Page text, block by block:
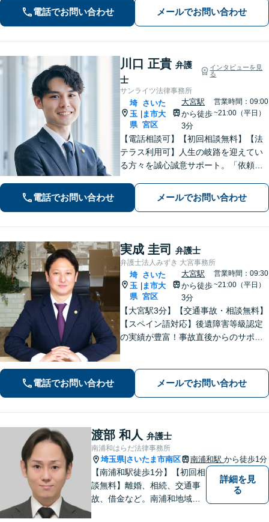
女問題／借金問題／相続／企業法務／
刑事事件／交通事故／労働問題など、
電話でお問い合わせ メールでお問い合わせ
川口 正貴 弁護
士
インタビューを見
る
サンライツ法律事務所
埼
玉
県
さいた
ま市大
宮区
大宮駅
から徒歩
3分
営業時間：09:00
~21:00（平日）
【電話相談可】【初回相談無料】【法
テラス利用可】人生の岐路を迎えてい
る方々を誠心誠意サポート。「依頼者
女問題／借金問題／相続／企業法務／
刑事事件／交通事故／労働問題など、
電話でお問い合わせ メールでお問い合わせ
実成 圭司 弁護士
弁護士法人みずき 大宮事務所
埼
玉
県
さいた
ま市大
宮区
大宮駅
から徒歩
3分
営業時間：09:30
~21:00（平日）
【大宮駅3分】【交通事故・相談無料】
【スペイン語対応】後遺障害等級認定
の実績が豊富！事故直後からのサポー
実績あり」最適な債務整理手段をご提
案【分割・後払い応相談】
電話でお問い合わせ メールでお問い合わせ
渡部 和人 弁護士
南浦和はらだ法律事務所
埼玉県| さいたま市南区 南浦和駅 から徒歩1分
【南浦和駅徒歩1分】【初回相
談無料】離婚、相続、交通事
故、借金など。南浦和地域の
詳細を見
る